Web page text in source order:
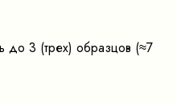
до 3 (трех) образцов (≈7